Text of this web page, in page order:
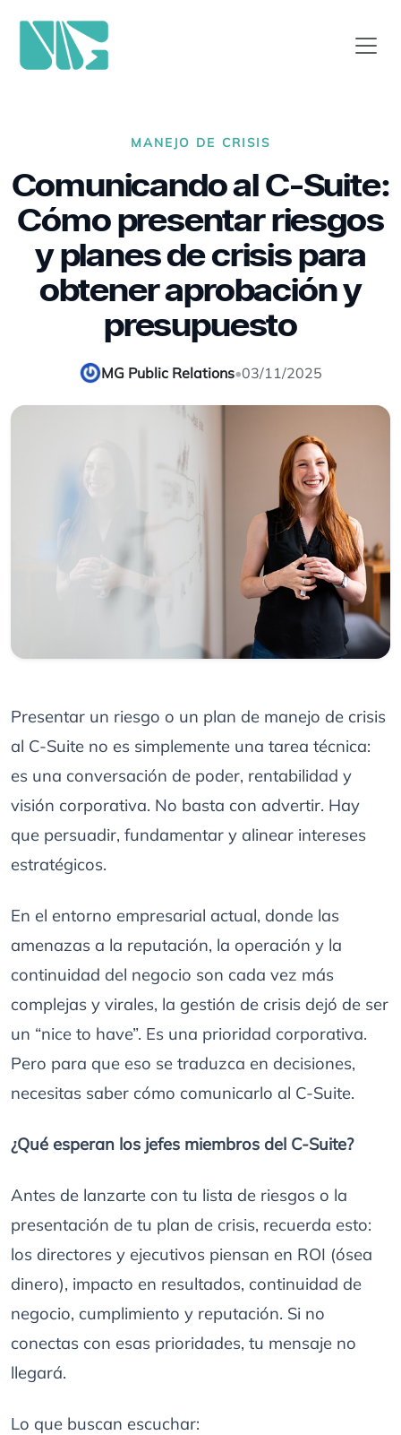
MANEJO DE CRISIS
Comunicando al C-Suite:
Cómo presentar riesgos
y planes de crisis para
obtener aprobación y
presupuesto
MG Public Relations•03/11/2025
Presentar un riesgo o un plan de manejo de crisis
al C-Suite no es simplemente una tarea técnica:
es una conversación de poder, rentabilidad y
visión corporativa. No basta con advertir. Hay
que persuadir, fundamentar y alinear intereses
estratégicos.
En el entorno empresarial actual, donde las
amenazas a la reputación, la operación y la
continuidad del negocio son cada vez más
complejas y virales, la gestión de crisis dejó de ser
un “nice to have”. Es una prioridad corporativa.
Pero para que eso se traduzca en decisiones,
necesitas saber cómo comunicarlo al C-Suite.
¿Qué esperan los jefes miembros del C-Suite?
Antes de lanzarte con tu lista de riesgos o la
presentación de tu plan de crisis, recuerda esto:
los directores y ejecutivos piensan en ROI (ósea
dinero), impacto en resultados, continuidad de
negocio, cumplimiento y reputación. Si no
conectas con esas prioridades, tu mensaje no
llegará.
Lo que buscan escuchar: